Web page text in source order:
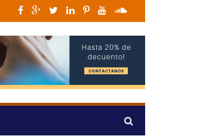
dorada! República Dominicana firma un día histórico de